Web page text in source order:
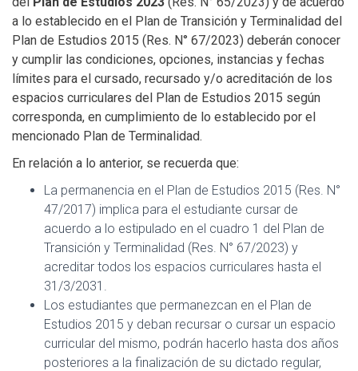
a lo establecido en el Plan de Transición y Terminalidad del
Plan de Estudios 2015 (Res. N° 67/2023) deberán conocer
y cumplir las condiciones, opciones, instancias y fechas
límites para el cursado, recursado y/o acreditación de los
espacios curriculares del Plan de Estudios 2015 según
corresponda, en cumplimiento de lo establecido por el
mencionado Plan de Terminalidad.
En relación a lo anterior, se recuerda que:
La permanencia en el Plan de Estudios 2015 (Res. N°
47/2017) implica para el estudiante cursar de
acuerdo a lo estipulado en el cuadro 1 del Plan de
Transición y Terminalidad (Res. N° 67/2023) y
acreditar todos los espacios curriculares hasta el
31/3/2031.
Los estudiantes que permanezcan en el Plan de
Estudios 2015 y deban recursar o cursar un espacio
curricular del mismo, podrán hacerlo hasta dos años
posteriores a la finalización de su dictado regular,